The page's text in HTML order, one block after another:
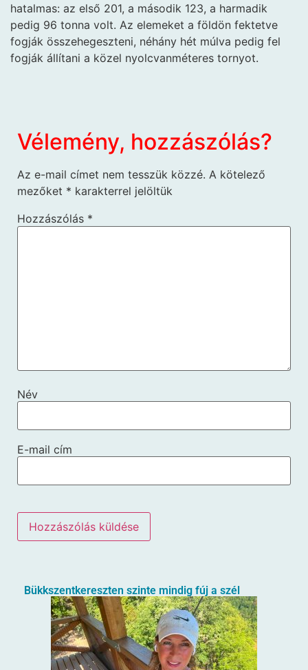
hatalmas: az első 201, a második 123, a harmadik
pedig 96 tonna volt. Az elemeket a földön fektetve
fogják összehegeszteni, néhány hét múlva pedig fel
fogják állítani a közel nyolcvanméteres tornyot.
Vélemény, hozzászólás?
Az e-mail címet nem tesszük közzé. A kötelező
mezőket * karakterrel jelöltük
Hozzászólás *
Név
E-mail cím
Bükkszentkereszten szinte mindig fúj a szél